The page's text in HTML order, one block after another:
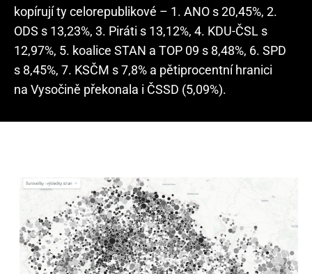
kopírují ty celorepublikové – 1. ANO s 20,45%, 2.
ODS s 13,23%, 3. Piráti s 13,12%, 4. KDU-ČSL s
12,97%, 5. koalice STAN a TOP 09 s 8,48%, 6. SPD
s 8,45%, 7. KSČM s 7,8% a pětiprocentní hranici
na Vysočině překonala i ČSSD (5,09%).